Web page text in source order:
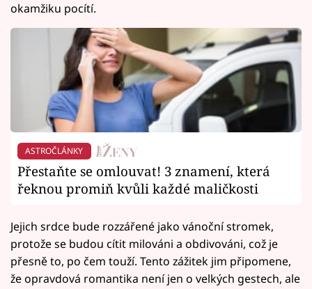
okamžiku pocítí.
ASTROČLÁNKY
Přestaňte se omlouvat! 3 znamení, která
řeknou promiň kvůli každé maličkosti
Jejich srdce bude rozzářené jako vánoční stromek,
protože se budou cítit milováni a obdivováni, což je
přesně to, po čem touží. Tento zážitek jim připomene,
že opravdová romantika není jen o velkých gestech, ale